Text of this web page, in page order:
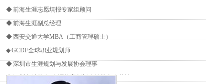
◆ 前海生涯志愿填报专家组顾问
◆ 前海生涯副总经理
◆ 西安交通大学MBA（工商管理硕士）
◆ GCDF全球职业规划师
◆ 深圳市生涯规划与发展协会理事
◆ 深圳市慈善会?生涯教育创新公益基金秘书长